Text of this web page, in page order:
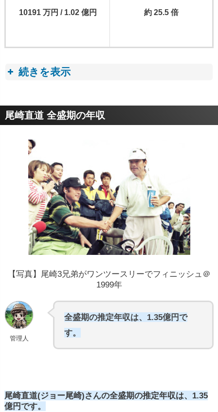
10191 万円 / 1.02 億円 約 25.5 倍
続きを表示
収入トピック
■ プロゴルフ選手の年収・収入事情
円
約3,497
万円
中央値は740万円~950万円
尾崎直道 全盛期の年収
【写真】尾崎3兄弟がワンツースリーでフィニッシュ＠
1999年
管理人
全盛期の推定年収は、1.35億円で
す。
尾崎直道(ジョー尾崎)さんの全盛期の推定年収は、1.35
億円です。